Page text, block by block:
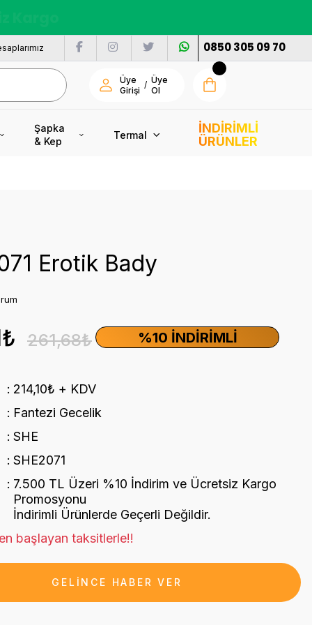
0850 305 09 70
Üye
Girişi
/ Üye
Ol
Şapka
& Kep
Termal
İNDİRİMLİ
ÜRÜNLER
Erotik Bady
%10 İNDIRIMLI
261,68₺
214,10₺ + KDV
Fantezi Gecelik
SHE
SHE2071
7.500 TL Üzeri %10 İndirim ve Ücretsiz Kargo
Promosyonu
İndirimli Ürünlerde Geçerli Değildir.
başlayan taksitlerle!!
GELİNCE HABER VER